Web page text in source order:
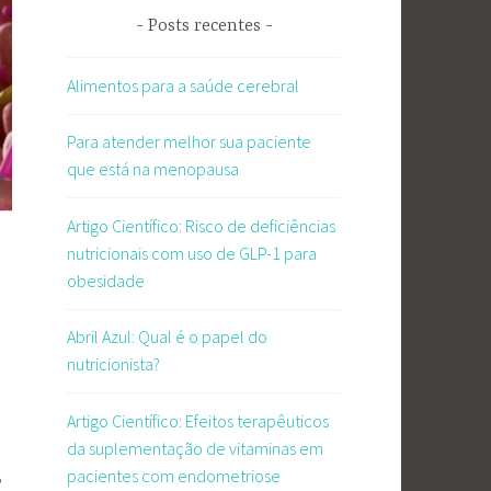
Posts recentes
Alimentos para a saúde cerebral
Para atender melhor sua paciente
que está na menopausa
Artigo Científico: Risco de deficiências
nutricionais com uso de GLP-1 para
obesidade
Abril Azul: Qual é o papel do
nutricionista?
Artigo Científico: Efeitos terapêuticos
da suplementação de vitaminas em
pacientes com endometriose